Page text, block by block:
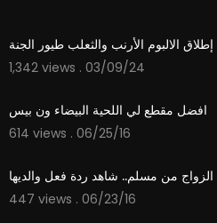
الالبوم الأرنب والثعلب طيور الجنة
1,342 views . 03/09/24
افضل مقطع لي اللحية البيضاء ون بيس
614 views . 06/25/16
الزواج من مسلم.. شاهد ردة فعل والديها
447 views . 06/23/16